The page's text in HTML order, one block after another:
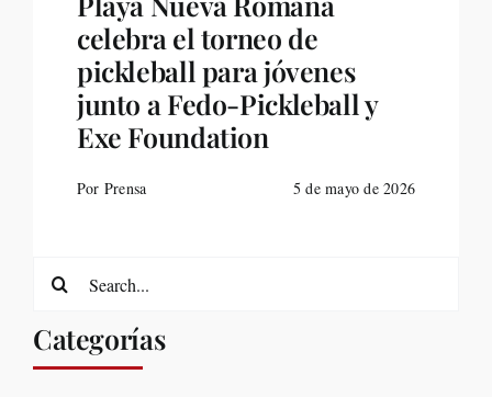
celebra el torneo de
pickleball para jóvenes
junto a Fedo-Pickleball y
Exe Foundation
Por Prensa 5 de mayo de 2026
Search
Categorías